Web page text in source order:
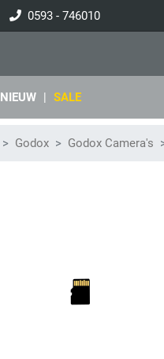
0593 - 746010
NIEUW | SALE
Godox Godox Camera's